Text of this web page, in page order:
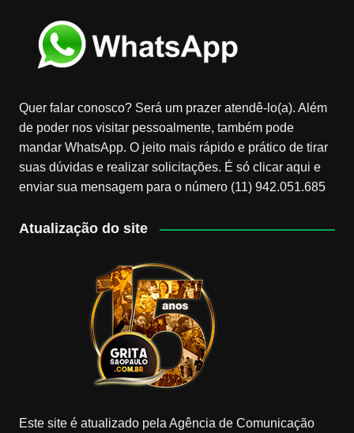
Quer falar conosco? Será um prazer atendê-lo(a). Além
de poder nos visitar pessoalmente, também pode
mandar WhatsApp. O jeito mais rápido e prático de tirar
suas dúvidas e realizar solicitações. É só clicar aqui e
enviar sua mensagem para o número (11) 942.051.685
Atualização do site
Este site é atualizado pela Agência de Comunicação